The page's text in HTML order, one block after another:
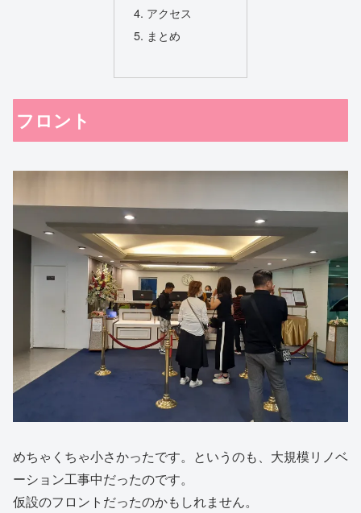
アクセス
まとめ
フロント
めちゃくちゃ小さかったです。というのも、大規模リノベ
ーション工事中だったのです。
仮設のフロントだったのかもしれません。